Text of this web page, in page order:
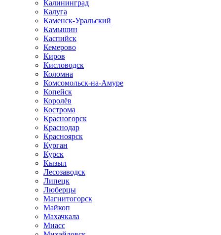
Калининград
Калуга
Каменск-Уральский
Камышин
Каспийск
Кемерово
Киров
Кисловодск
Коломна
Комсомольск-на-Амуре
Копейск
Королёв
Кострома
Красногорск
Краснодар
Красноярск
Курган
Курск
Кызыл
Лесозаводск
Липецк
Люберцы
Магнитогорск
Майкоп
Махачкала
Миасс